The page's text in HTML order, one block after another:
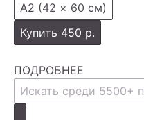
А2 (42 × 60 см)
Купить 450 р.
ПОДРОБНЕЕ